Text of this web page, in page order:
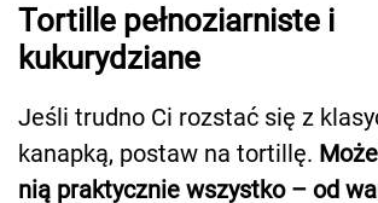
Tortille pełnoziarniste i
kukurydziane
Jeśli trudno Ci rozstać się z
kanapką, postaw na tortillę.
nią praktycznie wszystko – od